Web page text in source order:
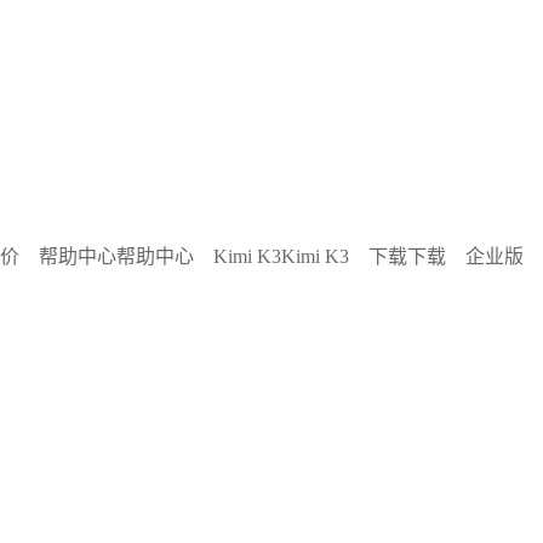
帮助中心帮助中心 Kimi K3Kimi K3 下载下载 企业版